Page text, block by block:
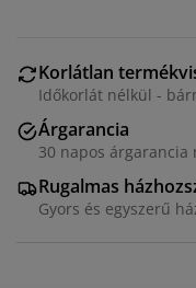
Korlátlan
Időkorlát nélkül -
Árgarancia
30 napos
Rugalmas
Gyors és egyszerű
weboldalunkon tett
biztosítása érdekében.
Önről a funkcionalitás
releváns marketing
Marketing sütik
adatait